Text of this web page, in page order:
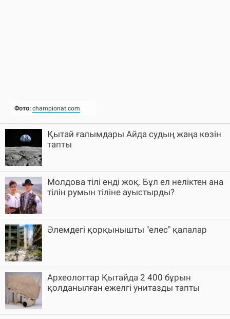
Қытай ғалымдары Айда судың жаңа көзін
тапты
Молдова тілі енді жоқ. Бұл ел неліктен ана
тілін румын тіліне ауыстырды?
Әлемдегі қорқынышты "елес" қалалар
Археологтар Қытайда 2 400 бұрын
қолданылған ежелгі унитазды тапты